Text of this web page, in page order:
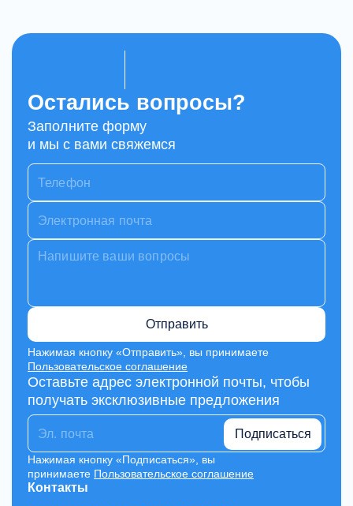
Контакты
Остались вопросы?
Заполните форму
и мы с вами свяжемся
Отправить
Нажимая кнопку «Отправить», вы принимаете
Пользовательское соглашение
Оставьте адрес электронной почты, чтобы
получать эксклюзивные предложения
Подписаться
Нажимая кнопку «Подписаться», вы
принимаете Пользовательское соглашение